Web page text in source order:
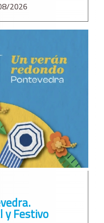
2026
y Festivo